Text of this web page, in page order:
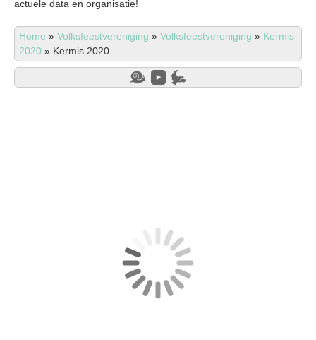
actuele data en organisatie!
Home » Volksfeestvereniging » Volksfeestvereniging » Kermis
2020 » Kermis 2020